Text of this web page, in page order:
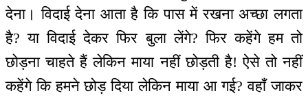
देना। विदाई देना आता है कि पास में रखना अच्छा लगता
है? या विदाई देकर फिर बुला लेंगे? फिर कहेंगे हम तो
छोड़ना चाहते हैं लेकिन माया नहीं छोड़ती है! ऐसे तो नहीं
कहेंगे कि हमने छोड़ दिया लेकिन माया आ गई? वहाँ जाकर